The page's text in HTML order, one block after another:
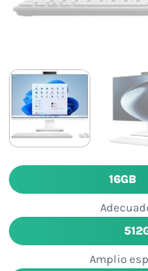
16GB
Amplio